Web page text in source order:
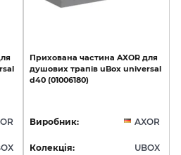
Прихована частина AXOR для
душових трапів uBox universal
d40 (01006180)
Виробник: AXOR
Колекція: UBOX